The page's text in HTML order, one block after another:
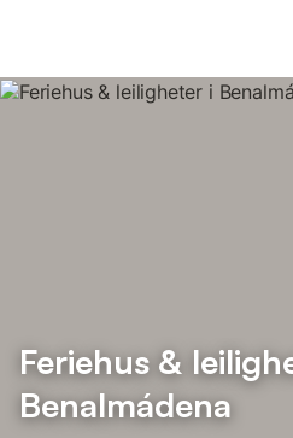
Feriehus &
Benalmádena